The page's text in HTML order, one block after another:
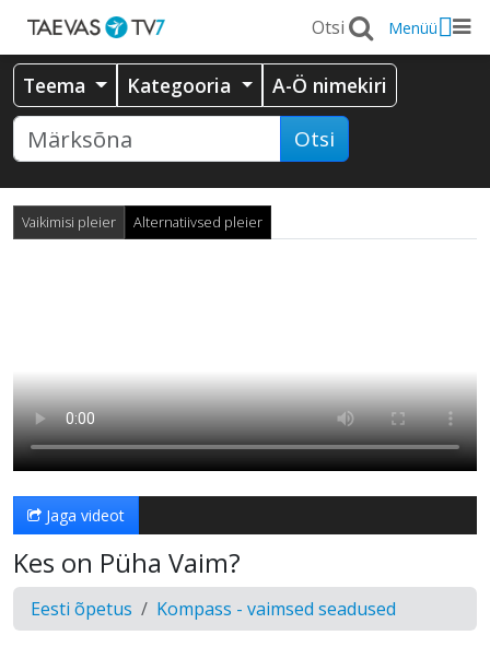
Menüü
Teema Kategooria A-Ö nimekiri
Otsi
Vaikimisi pleier Alternatiivsed pleier
Jaga videot
Kes on Püha Vaim?
Eesti õpetus Kompass - vaimsed seadused